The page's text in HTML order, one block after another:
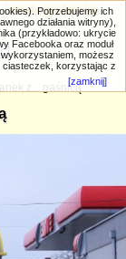
galeria
z... gaśnicą
Potrzebujemy ich
działania witryny),
(przykładowo: ukrycie
Facebooka oraz moduł
możesz
ciasteczek, korzystając z
[zamknij]